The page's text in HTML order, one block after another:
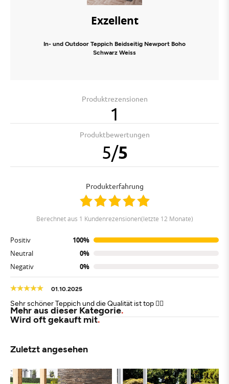
Exzellent
In- und Outdoor Teppich Beidseitig Newport Boho
Schwarz Weiss
Produktrezensionen
1
Produktbewertungen
5/5
Produkterfahrung
berechnet aus 1 Kundenrezensionen(letzte 12 Monate)
Positiv
100%
Neutral
0%
Negativ
0%
01.10.2025
Sehr schöner Teppich und die Qualität ist top 👍🏻
Mehr aus dieser Kategorie
Wird oft gekauft mit
Zuletzt angesehen